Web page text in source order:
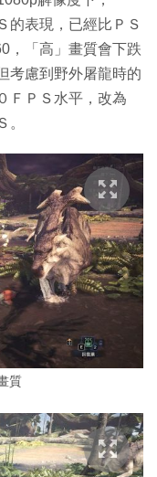
的表現，已經比ＰＳ
，「高」畫質會下跌
考慮到野外屠龍時的
ＦＰＳ水平，改為
。
質